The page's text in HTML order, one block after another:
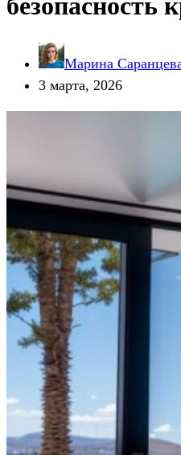
безопасность
Марина
3 марта, 2026